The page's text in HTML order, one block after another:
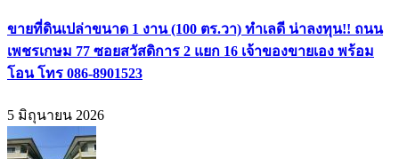
ขายที่ดินเปล่าขนาด 1 งาน (100 ตร.วา) ทำเลดี น่าลงทุน!! ถนน
เพชรเกษม 77 ซอยสวัสดิการ 2 แยก 16 เจ้าของขายเอง พร้อม
โอน โทร 086-8901523
5 มิถุนายน 2026